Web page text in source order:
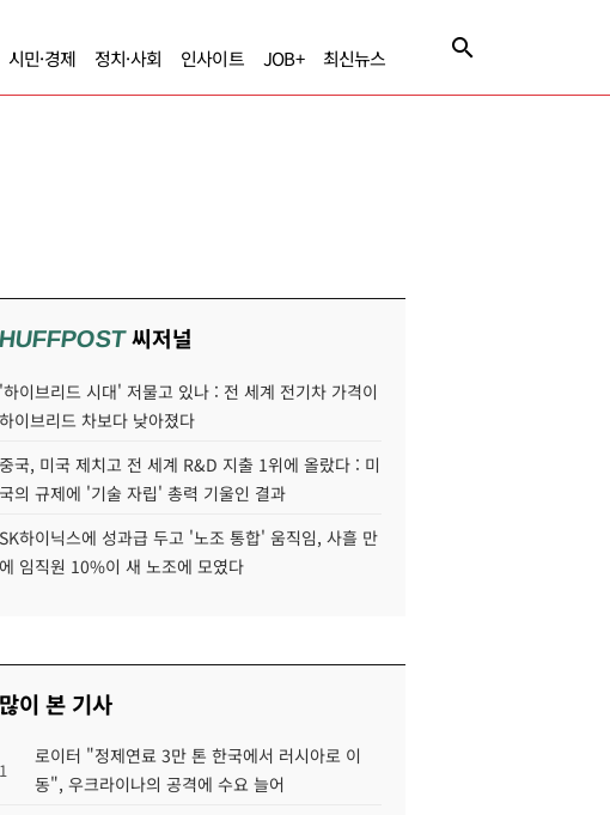
시민·경제 정치·사회 인사이트 JOB+ 최신뉴스
HUFFPOST씨저널
'하이브리드 시대' 저물고 있나 : 전 세계 전기차 가격이
하이브리드 차보다 낮아졌다
중국, 미국 제치고 전 세계 R&D 지출 1위에 올랐다 : 미
국의 규제에 '기술 자립' 총력 기울인 결과
SK하이닉스에 성과급 두고 '노조 통합' 움직임, 사흘 만
에 임직원 10%이 새 노조에 모였다
많이 본 기사
1
로이터 "정제연료 3만 톤 한국에서 러시아로 이
동", 우크라이나의 공격에 수요 늘어